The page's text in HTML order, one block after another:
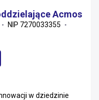
Acmos
NIP 7270033355
w dziedzinie